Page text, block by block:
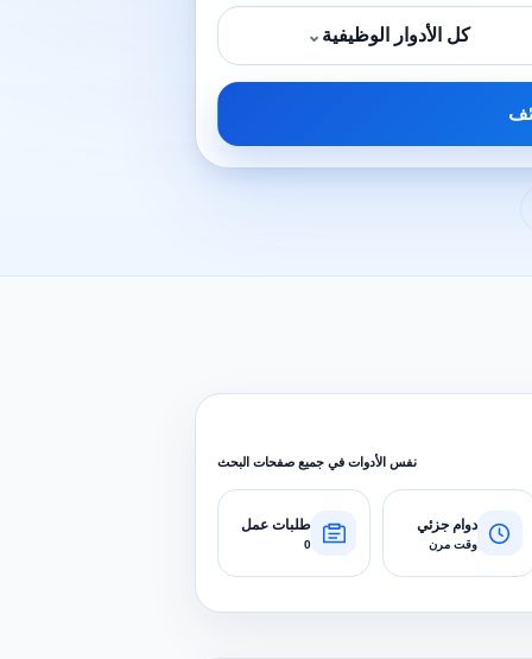
كل الأدوار الوظيفية ⌄
نفس الأدوات في جميع صفحات البحث
دوام جزئي
وقت مرن
طلبات عمل
0